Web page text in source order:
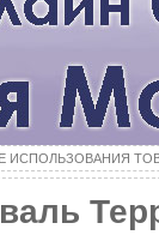
ИСПОЛЬЗОВАНИЯ